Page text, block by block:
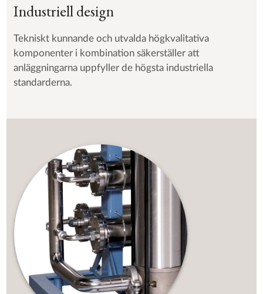
Industriell design
Tekniskt kunnande och utvalda högkvalitativa
komponenter i kombination säkerställer att
anläggningarna uppfyller de högsta industriella
standarderna.